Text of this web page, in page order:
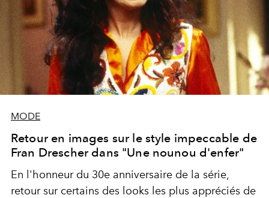
MODE
Retour en images sur le style impeccable de
Fran Drescher dans "Une nounou d'enfer"
En l'honneur du 30e anniversaire de la série,
retour sur certains des looks les plus appréciés de